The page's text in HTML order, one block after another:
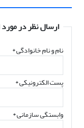
ارسال نظر در مورد
نام و نام خانوادگی*
پست الکترونیکی*
وابستگی سازمانی *